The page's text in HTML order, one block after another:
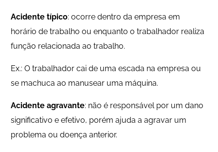
Acidente típico: ocorre dentro da empresa em
horário de trabalho ou enquanto o trabalhador realiza
função relacionada ao trabalho.
Ex.: O trabalhador cai de uma escada na empresa ou
se machuca ao manusear uma máquina.
Acidente agravante: não é responsável por um dano
significativo e efetivo, porém ajuda a agravar um
problema ou doença anterior.